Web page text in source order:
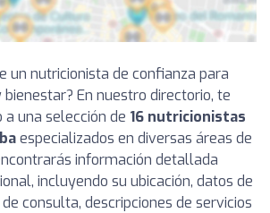
un nutricionista de confianza para
En nuestro directorio, te
una selección de 16 nutricionistas
especializados en diversas áreas de
información detallada
incluyendo su ubicación, datos de
consulta, descripciones de servicios